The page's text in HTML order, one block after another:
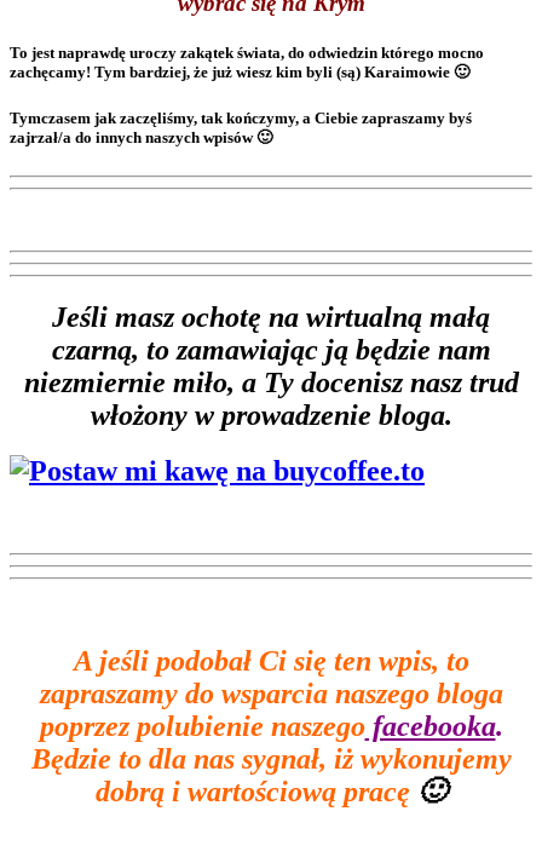
To jest naprawdę uroczy zakątek świata, do odwiedzin którego mocno
zachęcamy! Tym bardziej, że już wiesz kim byli (są) Karaimowie 🙂
Tymczasem jak zaczęliśmy, tak kończymy, a Ciebie zapraszamy byś
zajrzał/a do innych naszych wpisów 🙂
Jeśli masz ochotę na wirtualną małą
czarną, to zamawiając ją będzie nam
niezmiernie miło, a Ty docenisz nasz trud
włożony w prowadzenie bloga.
A jeśli podobał Ci się ten wpis, to
zapraszamy do wsparcia naszego bloga
poprzez polubienie naszegofacebooka.
Będzie to dla nas sygnał, iż wykonujemy
dobrą i wartościową pracę 🙂